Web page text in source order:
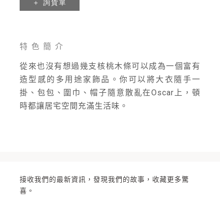
特色簡介
從來也沒有想過幾支核桃木條可以成為一個富有
造型感的多用途家飾品。你可以將大衣隨手一
掛、包包、圍巾、帽子隨意散亂在Oscar上，頓
時都讓居宅空間充滿生活味。
接收我們的最新資訊，發現我們的故事，收藏更多驚
喜。